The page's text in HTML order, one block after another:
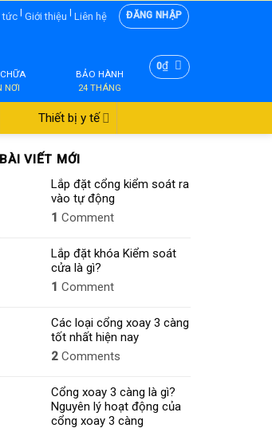
tức | Giới thiệu | Liên hệ ĐĂNG NHẬP
NƠI
BẢO HÀNH
24 THÁNG
0₫
Thiết bị y tế
BÀI VIẾT MỚI
Lắp đặt cổng kiểm soát ra
vào tự động
1 Comment
Lắp đặt khóa Kiểm soát
cửa là gì?
1 Comment
Các loại cổng xoay 3 càng
tốt nhất hiện nay
2 Comments
Cổng xoay 3 càng là gì?
Nguyên lý hoạt động của
cổng xoay 3 càng